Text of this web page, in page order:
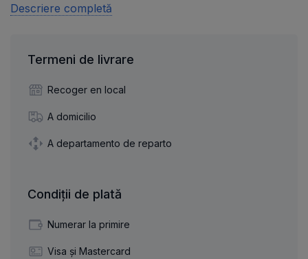
Descriere completă
Termeni de livrare
Recoger en local
A domicilio
A departamento de reparto
Condiții de plată
Numerar la primire
Visa și Mastercard